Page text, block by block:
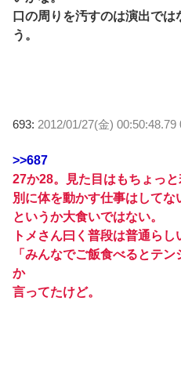
口の周りを汚すのは演出で
う。
693: 2012/01/27(金) 00:50:48.79
>>687
27か28。見た目はもちょっと
別に体を動かす仕事はしてな
というか大食いではない。
トメさん曰く普段は普通らし
「みんなでご飯食べるとテ
か
言ってたけど。